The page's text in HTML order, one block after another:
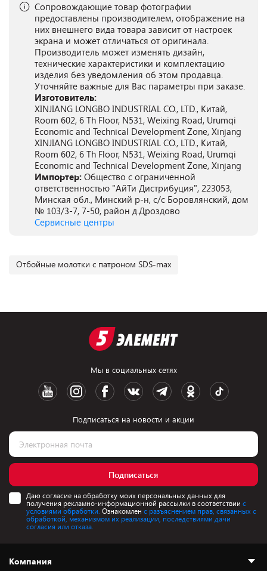
Сопровождающие товар фотографии
предоставлены производителем, отображение на
них внешнего вида товара зависит от настроек
экрана и может отличаться от оригинала.
Производитель может изменять дизайн,
технические характеристики и комплектацию
изделия без уведомления об этом продавца.
Уточняйте важные для Вас параметры при заказе.
Изготовитель:
XINJIANG LONGBO INDUSTRIAL CO., LTD., Китай,
Room 602, 6 Th Floor, N531, Weixing Road, Urumqi
Economic and Technical Development Zone, Xinjang
XINJIANG LONGBO INDUSTRIAL CO., LTD., Китай,
Room 602, 6 Th Floor, N531, Weixing Road, Urumqi
Economic and Technical Development Zone, Xinjang
Импортер: Общество с ограниченной
ответственностью "АйТи Дистрибуция", 223053,
Минская обл., Минский р-н, с/с Боровлянский, дом
№ 103/3-7, 7-50, район д.Дроздово
Сервисные центры
Отбойные молотки с патроном SDS-max
Мы в социальных сетях
Подписаться на новости и акции
Подписаться
Даю согласие на обработку моих персональных данных для
получения рекламно-информационной рассылки в соответствии с
условиями обработки. Ознакомлен с разъяснением прав, связанных с
обработкой, механизмом их реализации, последствиями дачи
согласия или отказа.
Компания